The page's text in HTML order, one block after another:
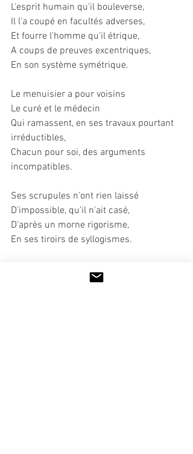
L'esprit humain qu'il bouleverse,
Il l'a coupé en facultés adverses,
Et fourre l'homme qu'il étrique,
A coups de preuves excentriques,
En son système symétrique.
Le menuisier a pour voisins
Le curé et le médecin
Qui ramassent, en ses travaux pourtant
irréductibles,
Chacun pour soi, des arguments
incompatibles.
Ses scrupules n'ont rien laissé
D'impossible, qu'il n'ait casé,
D'après un morne rigorisme,
En ses tiroirs de syllogismes.
Ses plus graves et assidus clients ?
Les gens branlants, les gens bêlants